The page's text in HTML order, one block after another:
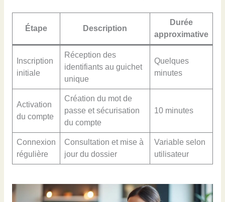
Étape Description
Durée
approximative
Inscription
initiale
Réception des
identifiants au guichet
unique
Quelques
minutes
Activation
du compte
Création du mot de
passe et sécurisation
du compte
10 minutes
Connexion
régulière
Consultation et mise à
jour du dossier
Variable selon
utilisateur